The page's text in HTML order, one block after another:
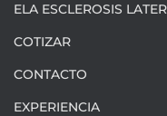
ELA ESCLEROSIS
COTIZAR
CONTACTO
EXPERIENCIA